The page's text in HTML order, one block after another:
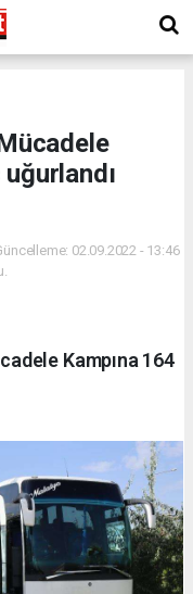
02.09.2022 - 13:46
Kampına 164